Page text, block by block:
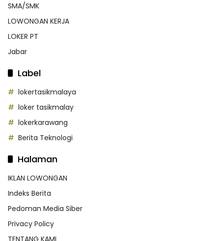
SMA/SMK
LOWONGAN KERJA
LOKER PT
Jabar
Label
lokertasikmalaya
loker tasikmalay
lokerkarawang
Berita Teknologi
Halaman
IKLAN LOWONGAN
Indeks Berita
Pedoman Media Siber
Privacy Policy
TENTANG KAMI